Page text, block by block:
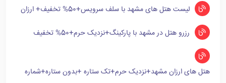
لیست هتل های مشهد با سلف سرویس+50% تخفیف+ ارزان
رزرو هتل در مشهد با پارکینگ+نزدیک حرم+50% تخفیف
هتل های ارزان مشهد+نزدیک حرم+تک ستاره +بدون ستاره+شماره